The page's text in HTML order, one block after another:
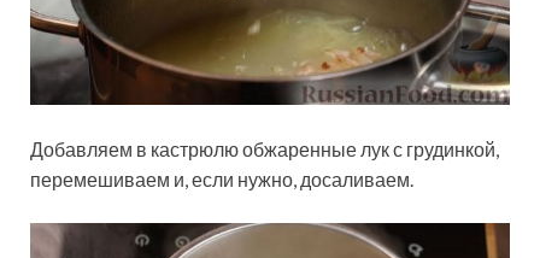
Добавляем в кастрюлю обжаренные лук с грудинкой,
перемешиваем и, если нужно, досаливаем.